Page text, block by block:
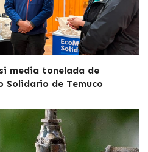
media tonelada de
Solidario de Temuco